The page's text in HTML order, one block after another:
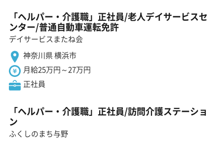
「ヘルパー・介護職」正社員/老人デイサービスセ
ンター/普通自動車運転免許
デイサービスまたね会
神奈川県 横浜市
月給25万円～27万円
正社員
「ヘルパー・介護職」正社員/訪問介護ステーショ
ン
ふくしのまち与野